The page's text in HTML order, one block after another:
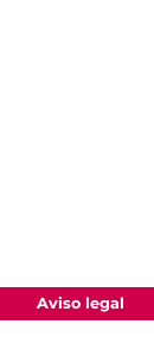
Aviso legal